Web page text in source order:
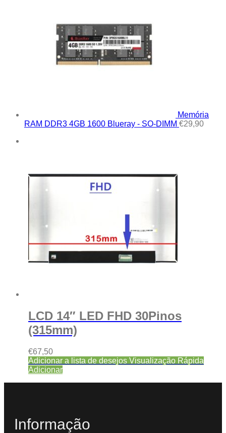
Memória
RAM DDR3 4GB 1600 Blueray - SO-DIMM €29,90
LCD 14″ LED FHD 30Pinos
(315mm)
€67,50
Adicionar a lista de desejos Visualização Rápida
Adicionar
Informação